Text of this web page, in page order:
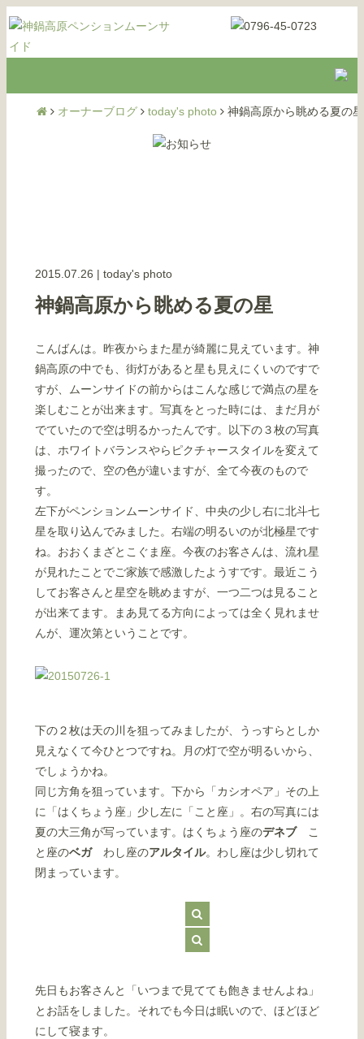
オーナーブログ today's photo 神鍋高原から眺める夏の星
2015.07.26 | today's photo
神鍋高原から眺める夏の星
こんばんは。昨夜からまた星が綺麗に見えています。神
鍋高原の中でも、街灯があると星も見えにくいのですで
すが、ムーンサイドの前からはこんな感じで満点の星を
楽しむことが出来ます。写真をとった時には、まだ月が
でていたので空は明るかったんです。以下の３枚の写真
は、ホワイトバランスやらピクチャースタイルを変えて
撮ったので、空の色が違いますが、全て今夜のもので
す。
左下がペンションムーンサイド、中央の少し右に北斗七
星を取り込んでみました。右端の明るいのが北極星です
ね。おおくまざとこぐま座。今夜のお客さんは、流れ星
が見れたことでご家族で感激したようすです。最近こう
してお客さんと星空を眺めますが、一つ二つは見ること
が出来てます。まあ見てる方向によっては全く見れませ
んが、運次第ということです。
下の２枚は天の川を狙ってみましたが、うっすらとしか
見えなくて今ひとつですね。月の灯で空が明るいから、
でしょうかね。
同じ方角を狙っています。下から「カシオペア」その上
に「はくちょう座」少し左に「こと座」。右の写真には
夏の大三角が写っています。はくちょう座のデネブこ
と座のベガわし座のアルタイル。わし座は少し切れて
閉まっています。
先日もお客さんと「いつまで見てても飽きませんよね」
とお話をしました。それでも今日は眠いので、ほどほど
にして寝ます。